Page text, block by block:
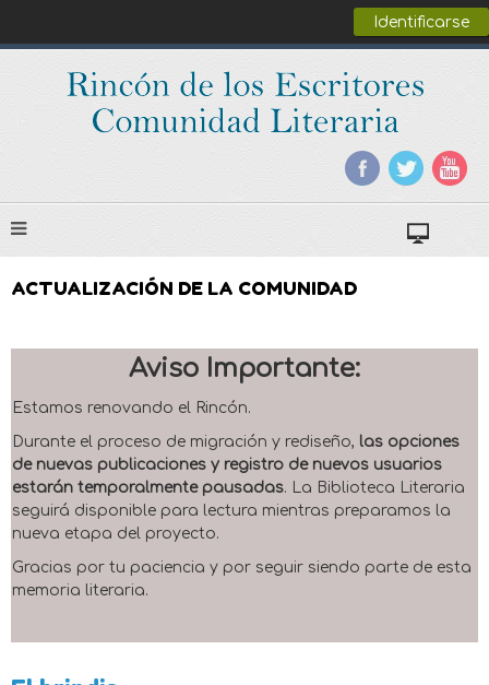
Identificarse
ACTUALIZACIÓN DE LA COMUNIDAD
Aviso Importante:
Estamos renovando el Rincón.
Durante el proceso de migración y rediseño, las opciones
de nuevas publicaciones y registro de nuevos usuarios
estarán temporalmente pausadas. La Biblioteca Literaria
seguirá disponible para lectura mientras preparamos la
nueva etapa del proyecto.
Gracias por tu paciencia y por seguir siendo parte de esta
memoria literaria.